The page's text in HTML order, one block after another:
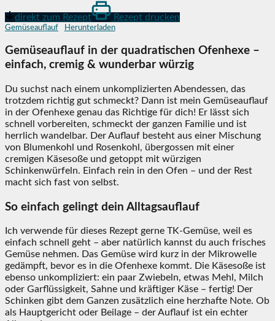
direkt zum Rezept Rezept drucken
Gemüseauflauf Herunterladen
Gemüseauflauf in der quadratischen Ofenhexe –
einfach, cremig & wunderbar würzig
Du suchst nach einem unkomplizierten Abendessen, das
trotzdem richtig gut schmeckt? Dann ist mein Gemüseauflauf
in der Ofenhexe genau das Richtige für dich! Er lässt sich
schnell vorbereiten, schmeckt der ganzen Familie und ist
herrlich wandelbar. Der Auflauf besteht aus einer Mischung
von Blumenkohl und Rosenkohl, übergossen mit einer
cremigen Käsesoße und getoppt mit würzigen
Schinkenwürfeln. Einfach rein in den Ofen – und der Rest
macht sich fast von selbst.
So einfach gelingt dein Alltagsauflauf
Ich verwende für dieses Rezept gerne TK-Gemüse, weil es
einfach schnell geht – aber natürlich kannst du auch frisches
Gemüse nehmen. Das Gemüse wird kurz in der Mikrowelle
gedämpft, bevor es in die Ofenhexe kommt. Die Käsesoße ist
ebenso unkompliziert: ein paar Zwiebeln, etwas Mehl, Milch
oder Garflüssigkeit, Sahne und kräftiger Käse – fertig! Der
Schinken gibt dem Ganzen zusätzlich eine herzhafte Note. Ob
als Hauptgericht oder Beilage – der Auflauf ist ein echter